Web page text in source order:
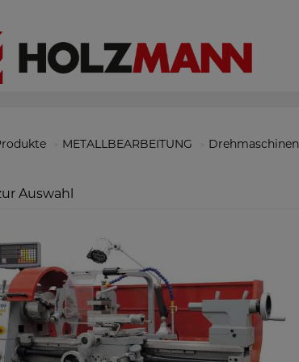
METALLBEARBEITUNG Drehmaschinen
Auswahl